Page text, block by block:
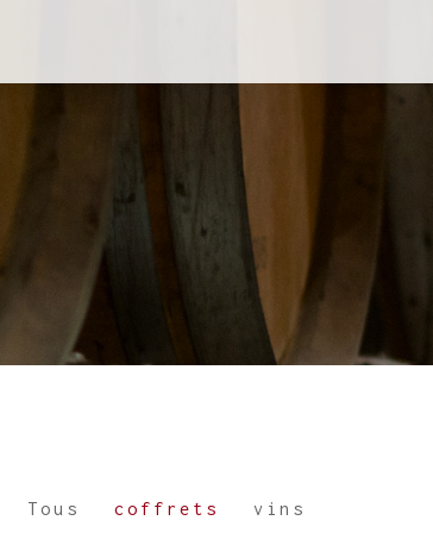
Tous coffrets vins